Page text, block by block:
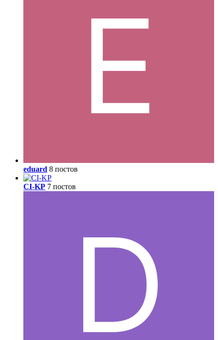
eduard 8 постов
CI-KP 7 постов